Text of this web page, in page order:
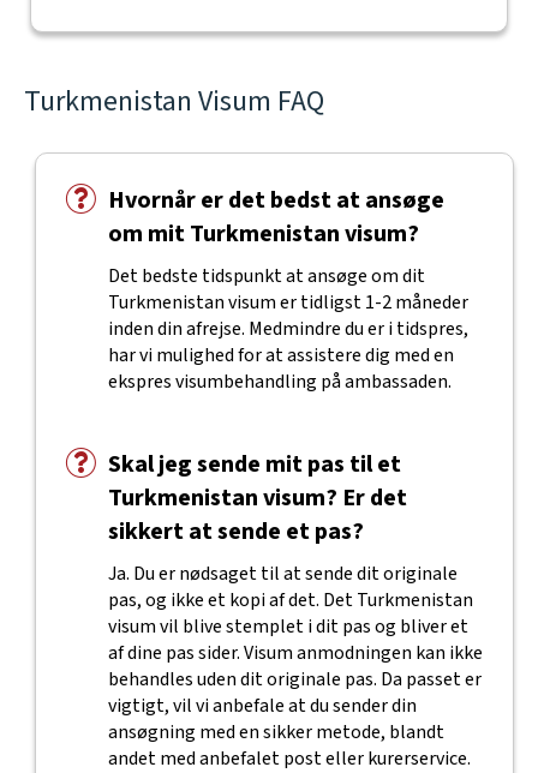
Turkmenistan Visum FAQ
Hvornår er det bedst at ansøge
om mit Turkmenistan visum?
Det bedste tidspunkt at ansøge om dit
Turkmenistan visum er tidligst 1-2 måneder
inden din afrejse. Medmindre du er i tidspres,
har vi mulighed for at assistere dig med en
ekspres visumbehandling på ambassaden.
Skal jeg sende mit pas til et
Turkmenistan visum? Er det
sikkert at sende et pas?
Ja. Du er nødsaget til at sende dit originale
pas, og ikke et kopi af det. Det Turkmenistan
visum vil blive stemplet i dit pas og bliver et
af dine pas sider. Visum anmodningen kan ikke
behandles uden dit originale pas. Da passet er
vigtigt, vil vi anbefale at du sender din
ansøgning med en sikker metode, blandt
andet med anbefalet post eller kurerservice.